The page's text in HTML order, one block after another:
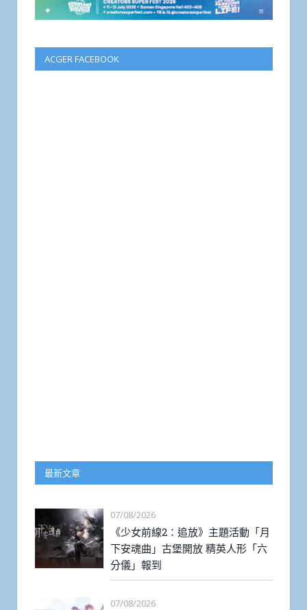
ACGER FACEBOOK
最新文章
07/08/2026
《少女前線2：追放》主題活動「月
下安魂曲」古堡開放 精英人形「六
分儀」報到
07/08/2026